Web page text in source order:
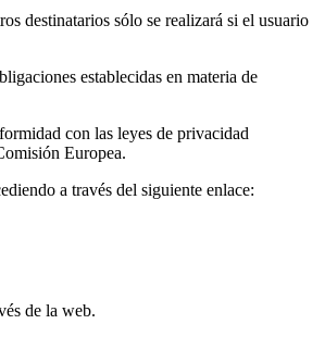
destinatarios sólo se realizará si el usuario
establecidas en materia de
con las leyes de privacidad
Europea.
a través del siguiente enlace:
de la web.